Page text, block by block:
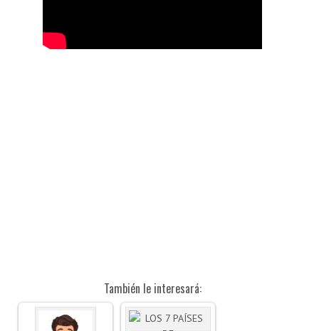
También le interesará: